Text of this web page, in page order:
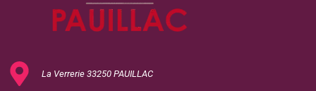
La Verrerie 33250 PAUILLAC